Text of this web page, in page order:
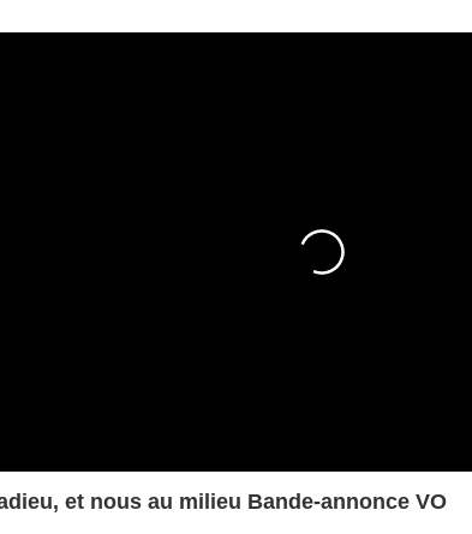
et nous au milieu Bande-annonce VO